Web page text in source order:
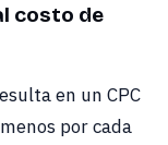
costo de
en un CPC
por cada